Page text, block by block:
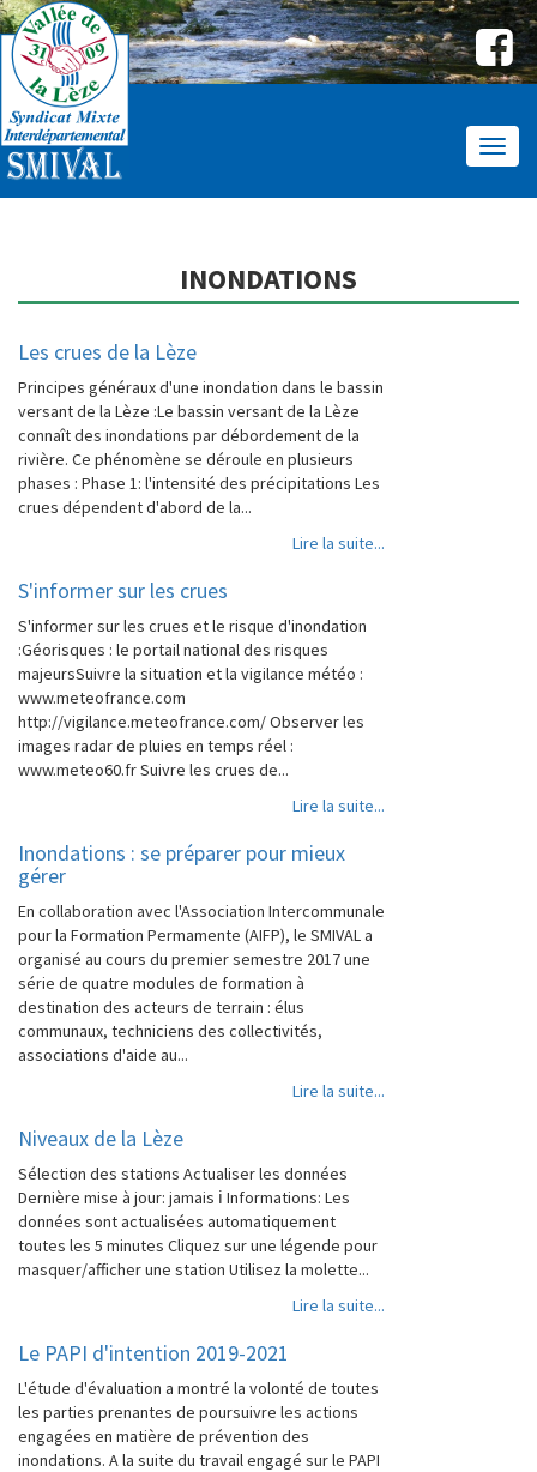
le
menu
INONDATIONS
Les crues de la Lèze
Principes généraux d'une inondation dans le bassin
versant de la Lèze :Le bassin versant de la Lèze
connaît des inondations par débordement de la
rivière. Ce phénomène se déroule en plusieurs
phases : Phase 1: l'intensité des précipitations Les
crues dépendent d'abord de la...
Lire la suite...
S'informer sur les crues
S'informer sur les crues et le risque d'inondation
:Géorisques : le portail national des risques
majeursSuivre la situation et la vigilance météo :
www.meteofrance.com
http://vigilance.meteofrance.com/ Observer les
images radar de pluies en temps réel :
www.meteo60.fr Suivre les crues de...
Lire la suite...
Inondations : se préparer pour mieux
gérer
En collaboration avec l'Association Intercommunale
pour la Formation Permamente (AIFP), le SMIVAL a
organisé au cours du premier semestre 2017 une
série de quatre modules de formation à
destination des acteurs de terrain : élus
communaux, techniciens des collectivités,
associations d'aide au...
Lire la suite...
Niveaux de la Lèze
Sélection des stations Actualiser les données
Dernière mise à jour: jamais ℹ️ Informations: Les
données sont actualisées automatiquement
toutes les 5 minutes Cliquez sur une légende pour
masquer/afficher une station Utilisez la molette...
Lire la suite...
Le PAPI d'intention 2019-2021
L'étude d'évaluation a montré la volonté de toutes
les parties prenantes de poursuivre les actions
engagées en matière de prévention des
inondations. A la suite du travail engagé sur le PAPI